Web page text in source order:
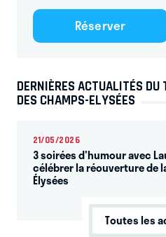
Réserver
DERNIÈRES ACTUALITÉS DU
DES CHAMPS-ELYSÉES
21/05/2026
3 soirées d'humour avec
célébrer la réouverture de
Élysées
Toutes les